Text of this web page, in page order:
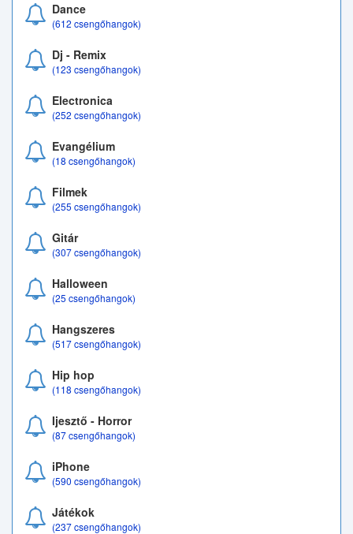
Dance
(612 csengőhangok)
Dj - Remix
(123 csengőhangok)
Electronica
(252 csengőhangok)
Evangélium
(18 csengőhangok)
Filmek
(255 csengőhangok)
Gitár
(307 csengőhangok)
Halloween
(25 csengőhangok)
Hangszeres
(517 csengőhangok)
Hip hop
(118 csengőhangok)
Ijesztő - Horror
(87 csengőhangok)
iPhone
(590 csengőhangok)
Játékok
(237 csengőhangok)